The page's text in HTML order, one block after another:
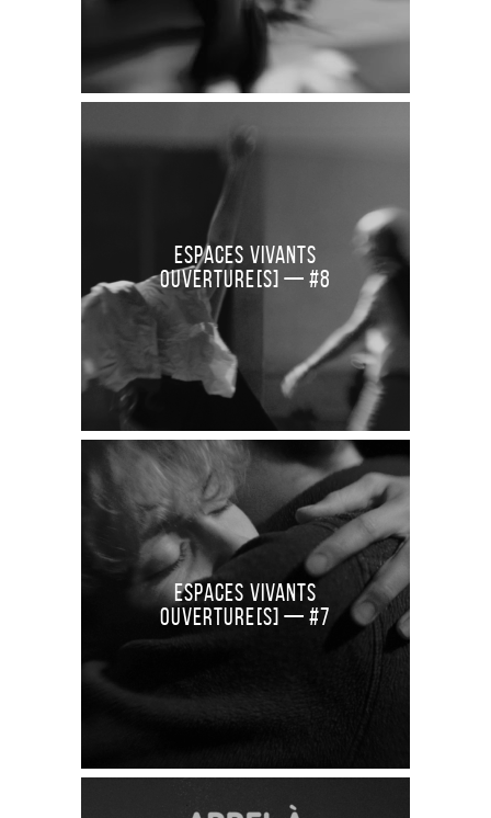
Espaces Vivants
Ouverture[S] — #8
Espaces Vivants
Ouverture[S] — #7